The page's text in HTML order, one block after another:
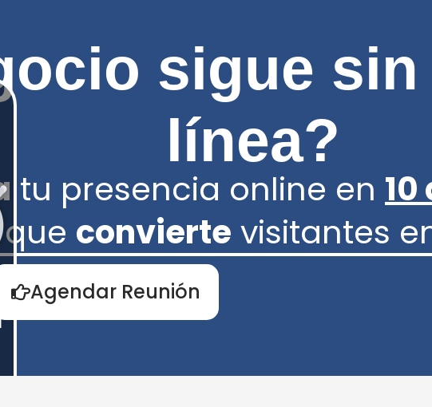
sigue
línea?
tu presencia online en
convierte visitantes
Agendar Reunión